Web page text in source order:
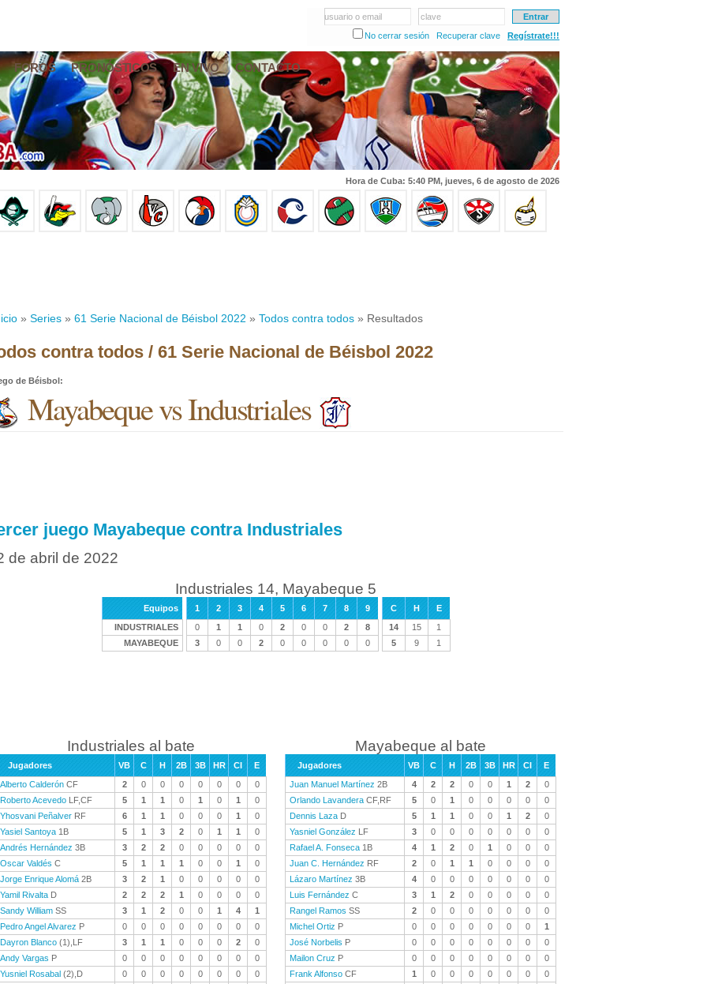
usuario o email
clave
No cerrar sesión
Recuperar clave Regístrate!!!
FOROS PRONÓSTICOS EN VIVO CONTACTO
Hora de Cuba: 5:40 PM, jueves, 6 de agosto de 2026
» Series » 61 Serie Nacional de Béisbol 2022 » Todos contra todos » Resultados
contra todos / 61 Serie Nacional de Béisbol 2022
de Béisbol:
Mayabeque vs Industriales
juego Mayabeque contra Industriales
de abril de 2022
Industriales 14, Mayabeque 5
Equipos 1 2 3 4 5 6 7 8 9 C H
E
INDUSTRIALES
0 1 1 0 2 0 0 2 8 14 15
1
MAYABEQUE
3 0 0 2 0 0 0 0 0 5 9 1
Industriales al bate
Jugadores VB C H 2B 3B HR CI
E
Alberto Calderón CF 2 0 0 0 0 0 0
0
Roberto Acevedo LF,CF 5 1 1 0 1 0 1
0
Yhosvani Peñalver RF 6 1 1 0 0 0 1
0
Yasiel Santoya 1B 5 1 3 2 0 1 1
0
Andrés Hernández 3B 3 2 2 0 0 0 0
0
Oscar Valdés C 5 1 1 1 0 0 1
0
Jorge Enrique Alomá 2B 3 2 1 0 0 0 0
0
Yamil Rivalta D 2 2 2 1 0 0 0
0
Sandy William SS 3 1 2 0 0 1 4
1
Pedro Angel Alvarez P 0 0 0 0 0 0 0
0
Dayron Blanco (1),LF 3 1 1 0 0 0 2
0
Andy Vargas P 0 0 0 0 0 0 0
0
Yusniel Rosabal (2),D 0 0 0 0 0 0 0
0
Mayabeque al bate
Jugadores VB C H 2B 3B HR CI
E
Juan Manuel Martínez 2B 4 2 2 0 0 1 2
0
Orlando Lavandera CF,RF 5 0 1 0 0 0 0
0
Dennis Laza D 5 1 1 0 0 1 2
0
Yasniel González LF 3 0 0 0 0 0 0
0
Rafael A. Fonseca 1B 4 1 2 0 1 0 0
0
Juan C. Hernández RF 2 0 1 1 0 0 0
0
Lázaro Martínez 3B 4 0 0 0 0 0 0
0
Luis Fernández C 3 1 2 0 0 0 0
0
Rangel Ramos SS 2 0 0 0 0 0 0
0
Michel Ortiz P 0 0 0 0 0 0 0
1
José Norbelis P 0 0 0 0 0 0 0
0
Mailon Cruz P 0 0 0 0 0 0 0
0
Frank Alfonso CF 1 0 0 0 0 0 0
0